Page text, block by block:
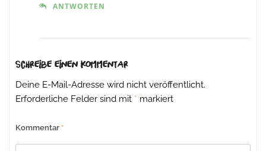
ANTWORTEN
Schreibe einen Kommentar
Deine E-Mail-Adresse wird nicht veröffentlicht.
Erforderliche Felder sind mit * markiert
Kommentar *